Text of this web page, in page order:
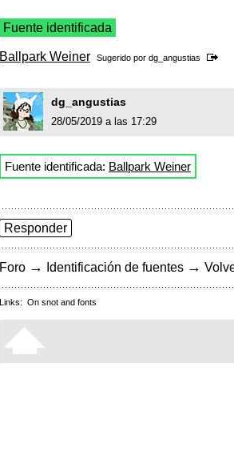
Fuente identificada
Ballpark Weiner Sugerido por dg_angustias
dg_angustias
28/05/2019 a las 17:29
Fuente identificada: Ballpark Weiner
Responder
Foro → Identificación de fuentes →
Links: On snot and fonts